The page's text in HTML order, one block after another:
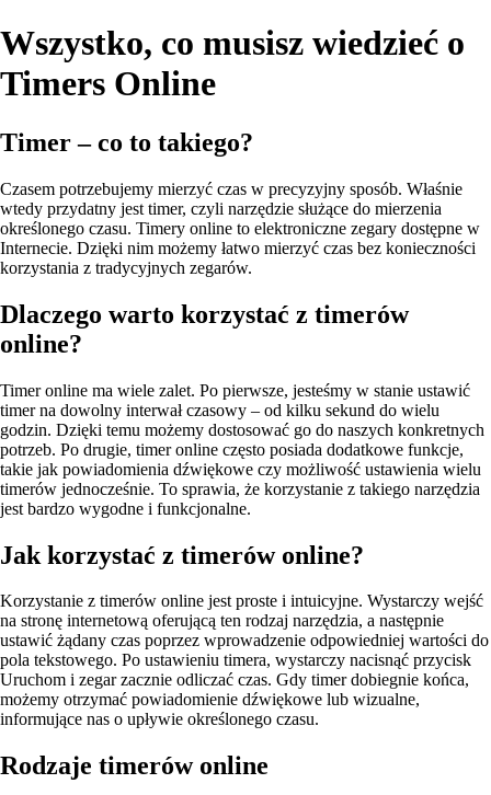
Wszystko, co musisz wiedzieć o
Timers Online
Timer – co to takiego?
Czasem potrzebujemy mierzyć czas w precyzyjny sposób. Właśnie
wtedy przydatny jest timer, czyli narzędzie służące do mierzenia
określonego czasu. Timery online to elektroniczne zegary dostępne w
Internecie. Dzięki nim możemy łatwo mierzyć czas bez konieczności
korzystania z tradycyjnych zegarów.
Dlaczego warto korzystać z timerów
online?
Timer online ma wiele zalet. Po pierwsze, jesteśmy w stanie ustawić
timer na dowolny interwał czasowy – od kilku sekund do wielu
godzin. Dzięki temu możemy dostosować go do naszych konkretnych
potrzeb. Po drugie, timer online często posiada dodatkowe funkcje,
takie jak powiadomienia dźwiękowe czy możliwość ustawienia wielu
timerów jednocześnie. To sprawia, że korzystanie z takiego narzędzia
jest bardzo wygodne i funkcjonalne.
Jak korzystać z timerów online?
Korzystanie z timerów online jest proste i intuicyjne. Wystarczy wejść
na stronę internetową oferującą ten rodzaj narzędzia, a następnie
ustawić żądany czas poprzez wprowadzenie odpowiedniej wartości do
pola tekstowego. Po ustawieniu timera, wystarczy nacisnąć przycisk
Uruchom i zegar zacznie odliczać czas. Gdy timer dobiegnie końca,
możemy otrzymać powiadomienie dźwiękowe lub wizualne,
informujące nas o upływie określonego czasu.
Rodzaje timerów online